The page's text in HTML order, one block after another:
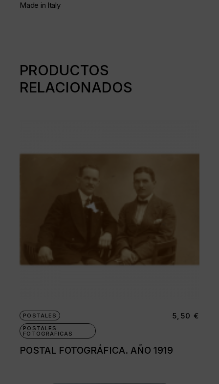
Made in Italy
PRODUCTOS
RELACIONADOS
POSTALES
POSTALES
FOTOGRÁFICAS
POSTAL FOTOGRÁFICA. AÑO 1919
5,50 €